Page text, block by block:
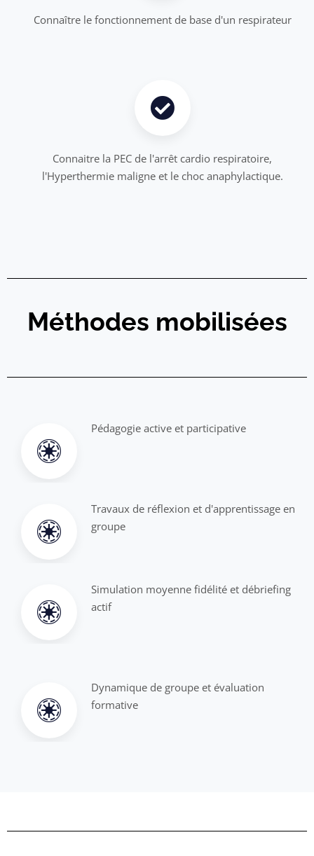
Connaître le fonctionnement de base d'un respirateur
Connaitre la PEC de l'arrêt cardio respiratoire,
l'Hyperthermie maligne et le choc anaphylactique.
Méthodes mobilisées
Pédagogie active et participative
Travaux de réflexion et d'apprentissage en
groupe
Simulation moyenne fidélité et débriefing
actif
Dynamique de groupe et évaluation
formative